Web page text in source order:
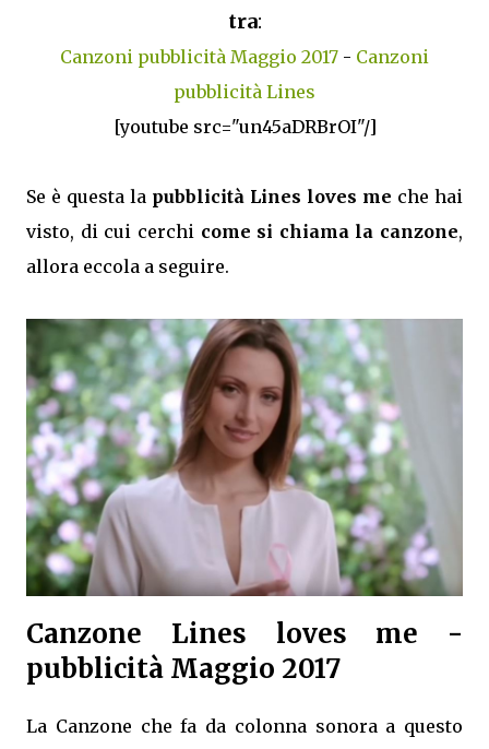
tra:
Canzoni pubblicità Maggio 2017 - Canzoni
pubblicità Lines
[youtube src="un45aDRBrOI"/]
Se è questa la pubblicità Lines loves me che hai
visto, di cui cerchi come si chiama la canzone,
allora eccola a seguire.
Canzone Lines loves me -
pubblicità Maggio 2017
La Canzone che fa da colonna sonora a questo